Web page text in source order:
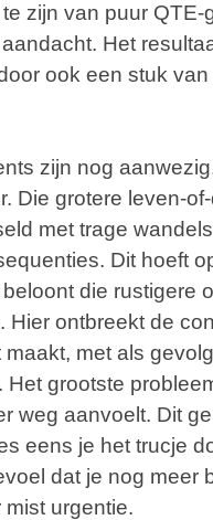
zijn van puur
Het
ook een stuk
zijn nog
Die grotere leven-
met trage
Dit hoeft
beloont die rustigere
Hier ontbreekt de
met als
grootste
weg aanvoelt. Dit
eens je het trucje
dat je nog meer
urgentie.